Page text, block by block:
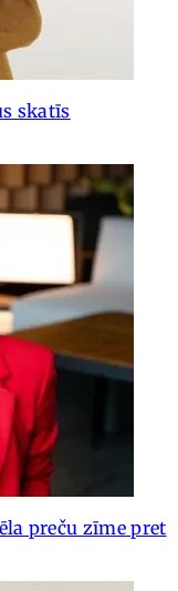
skatīs
preču zīme pret